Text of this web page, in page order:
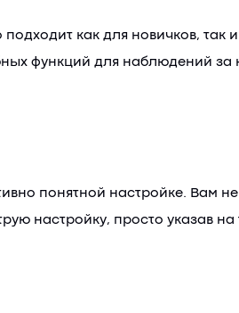
как для новичков, так
функций для наблюдений
понятной настройке. Вам не
настройку, просто указав на